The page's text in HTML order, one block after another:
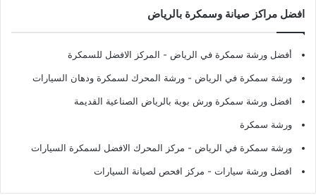
افضل مراكز صيانة وسمكرة بالرياض
أفضل ورشة سمكرة في الرياض - المركز الافضل للسمكرة
ورشة سمكرة في الرياض - ورشة المحرك لسمكرة ودهان السيارات
افضل ورشة سمكرة ورش بوية بالرياض الصناعية القديمة
ورشة سمكرة
ورشة سمكرة في الرياض - مركز المحرك الافضل لسمكرة السيارات
افضل ورشة سيارات - مركز افحص لصيانة السيارات